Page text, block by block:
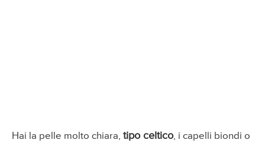
Hai la pelle molto chiara, tipo celtico, i capelli biondi o